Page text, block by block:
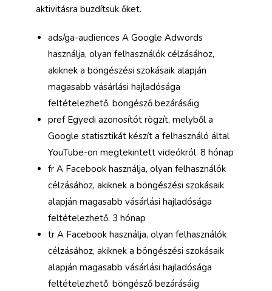
aktivitásra buzdítsuk őket.
ads/ga-audiences A Google Adwords
használja, olyan felhasználók célzásához,
akiknek a böngészési szokásaik alapján
magasabb vásárlási hajladósága
feltételezhető. böngésző bezárásáig
pref Egyedi azonosítót rögzít, melyből a
Google statisztikát készít a felhasználó által
YouTube-on megtekintett videókról. 8 hónap
fr A Facebook használja, olyan felhasználók
célzásához, akiknek a böngészési szokásaik
alapján magasabb vásárlási hajladósága
feltételezhető. 3 hónap
tr A Facebook használja, olyan felhasználók
célzásához, akiknek a böngészési szokásaik
alapján magasabb vásárlási hajladósága
feltételezhető. böngésző bezárásáig